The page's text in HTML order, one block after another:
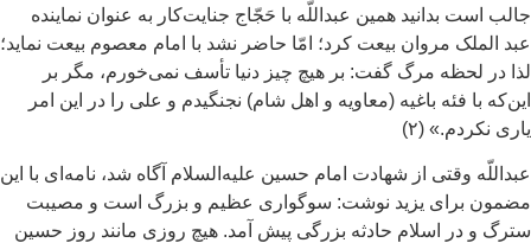
است بدانید همین عبداللّه با حَجّاج جنایت‌کار به عنوان نماینده
الملک مروان بیعت کرد؛ امّا حاضر نشد با امام معصوم بیعت نماید؛
در لحظه مرگ گفت: بر هیچ چیز دنیا تأسف نمی‌خورم، مگر بر
با فئه باغیه (معاویه و اهل شام) نجنگیدم و علی را در این امر
نکردم.» (۲)
وقتی از شهادت امام حسین علیه‌السلام آگاه شد، نامه‌ای با این
برای یزید نوشت: سوگواری عظیم و بزرگ است و مصیبت
و در اسلام حادثه بزرگی پیش آمد. هیچ روزی مانند روز حسین